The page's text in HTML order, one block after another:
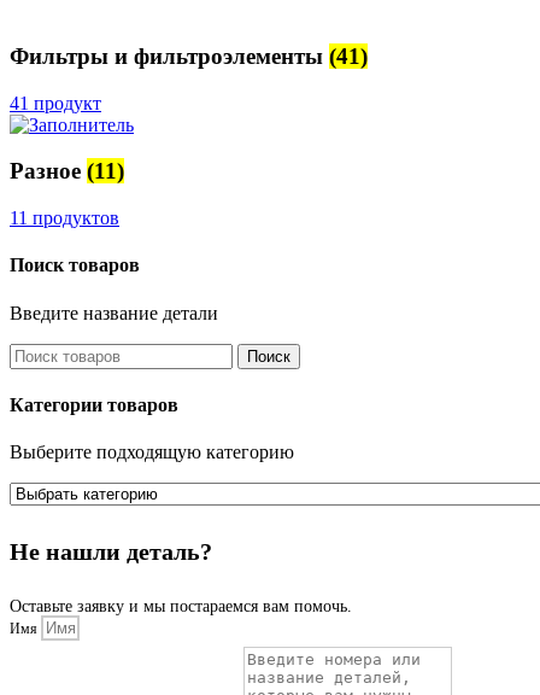
Фильтры и фильтроэлементы (41)
41 продукт
Разное (11)
11 продуктов
Поиск товаров
Введите название детали
Поиск
Категории товаров
Выберите подходящую категорию
Не нашли деталь?
Оставьте заявку и мы постараемся вам помочь.
Имя